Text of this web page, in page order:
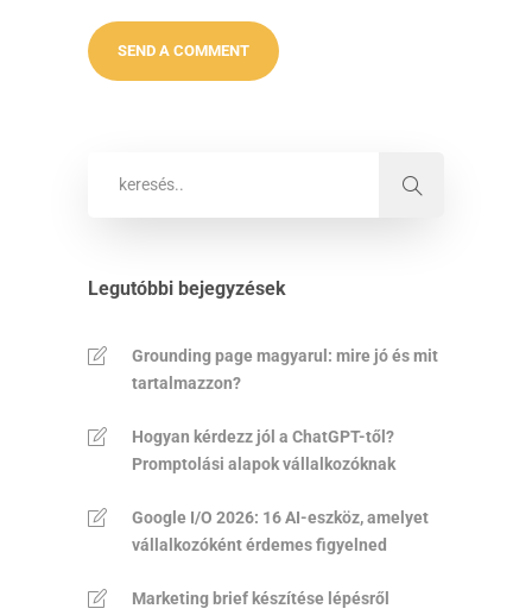
Legutóbbi bejegyzések
Grounding page magyarul: mire jó és mit
tartalmazzon?
Hogyan kérdezz jól a ChatGPT-től?
Promptolási alapok vállalkozóknak
Google I/O 2026: 16 AI-eszköz, amelyet
vállalkozóként érdemes figyelned
Marketing brief készítése lépésről